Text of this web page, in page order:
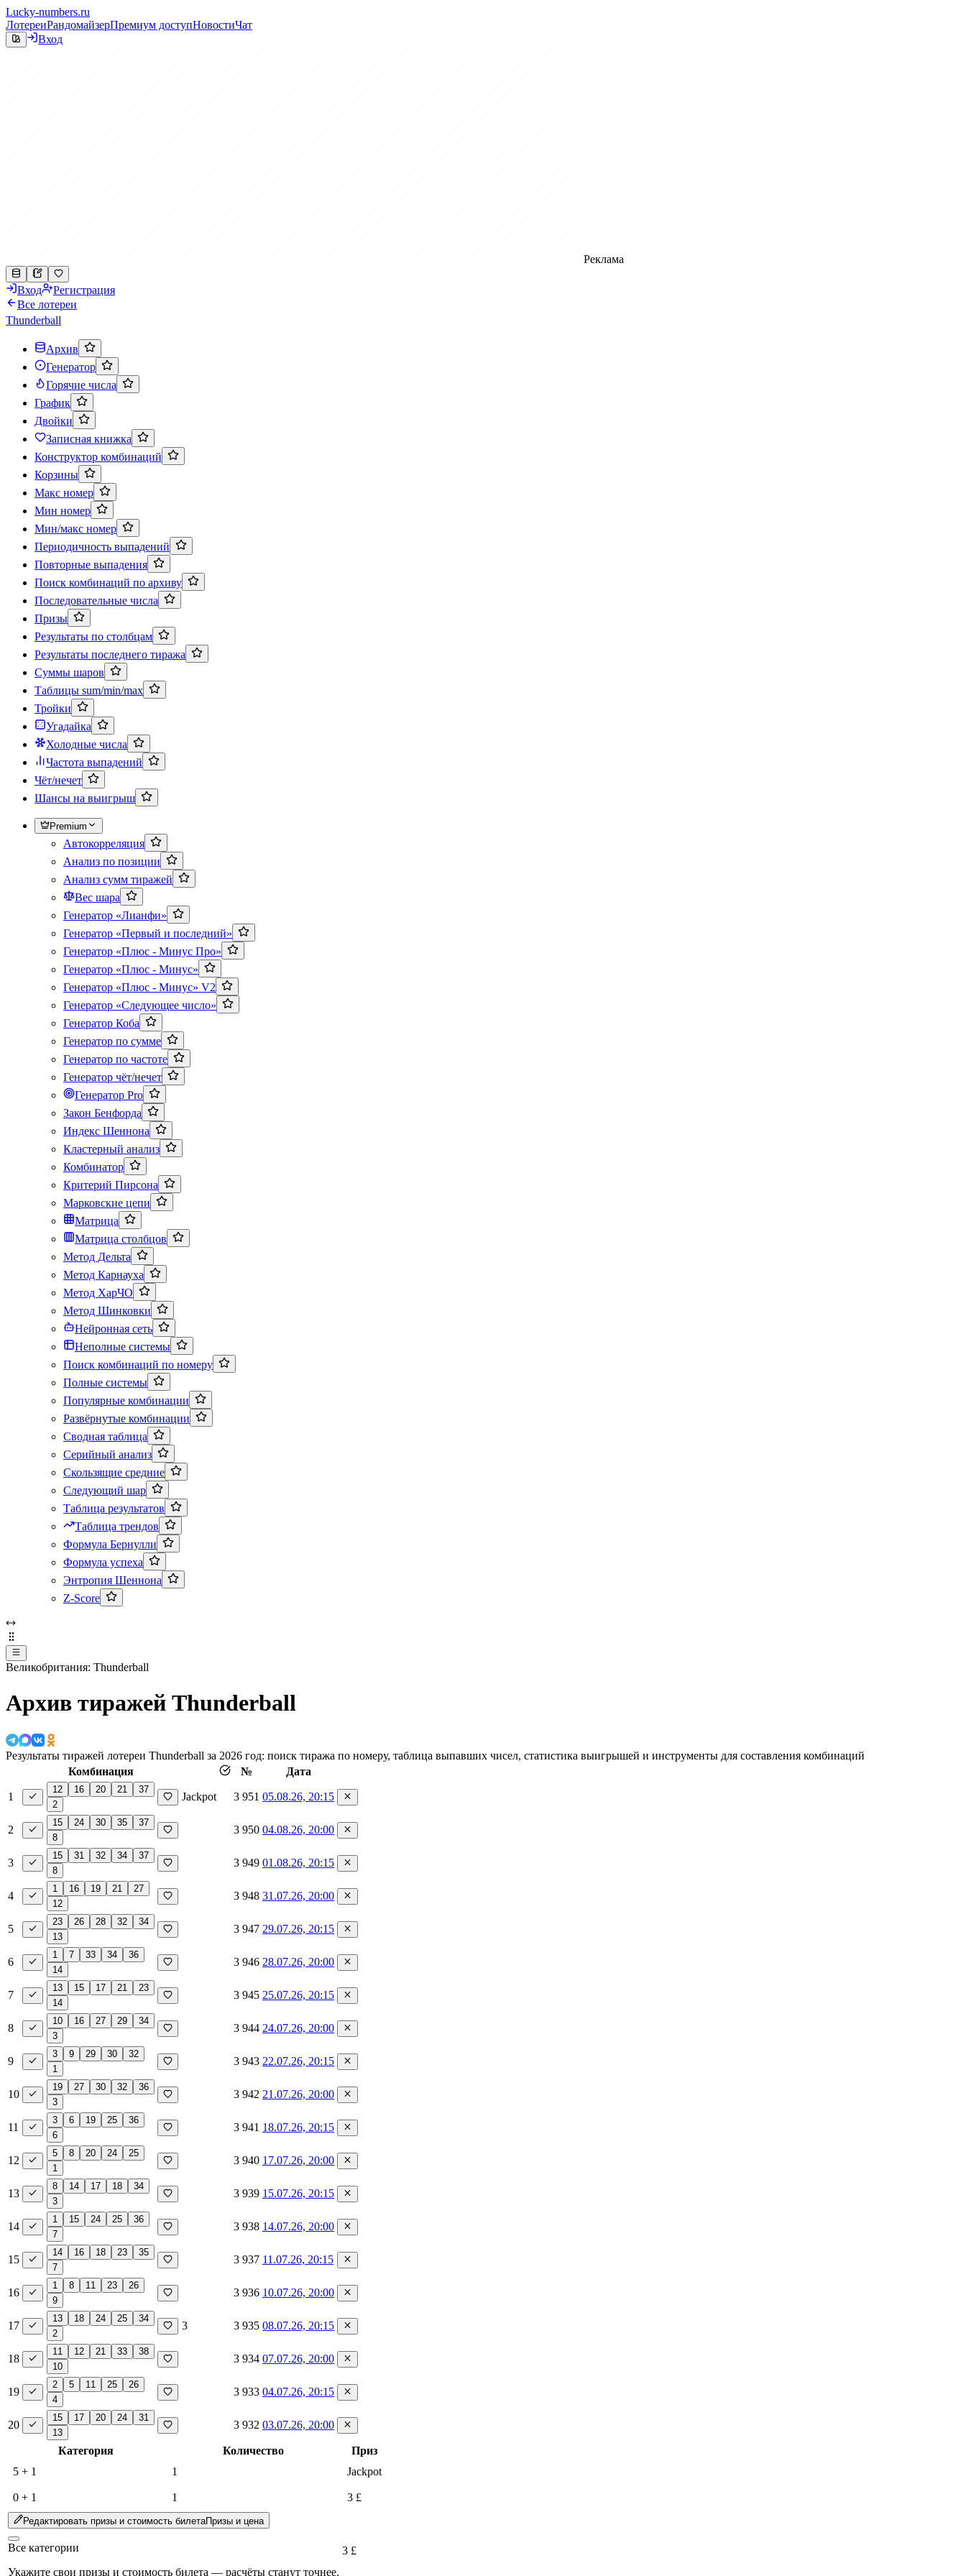
Lucky-numbers.ru
ЛотереиРандомайзерПремиум доступНовостиЧат
Вход
Реклама
Вход
Регистрация
Все лотереи
Thunderball
Архив
Генератор
Горячие числа
График
Двойки
Записная книжка
Конструктор комбинаций
Корзины
Макс номер
Мин номер
Мин/макс номер
Периодичность выпадений
Повторные выпадения
Поиск комбинаций по архиву
Последовательные числа
Призы
Результаты по столбцам
Результаты последнего тиража
Суммы шаров
Таблицы sum/min/max
Тройки
Угадайка
Холодные числа
Частота выпадений
Чёт/нечет
Шансы на выигрыш
Premium
Автокорреляция
Анализ по позиции
Анализ сумм тиражей
Вес шара
Генератор «Лианфи»
Генератор «Первый и последний»
Генератор «Плюс - Минус Про»
Генератор «Плюс - Минус»
Генератор «Плюс - Минус» V2
Генератор «Следующее число»
Генератор Коба
Генератор по сумме
Генератор по частоте
Генератор чёт/нечет
Генератор Pro
Закон Бенфорда
Индекс Шеннона
Кластерный анализ
Комбинатор
Критерий Пирсона
Марковские цепи
Матрица
Матрица столбцов
Метод Дельта
Метод Карнауха
Метод ХарЧО
Метод Шинковки
Нейронная сеть
Неполные системы
Поиск комбинаций по номеру
Полные системы
Популярные комбинации
Развёрнутые комбинации
Сводная таблица
Серийный анализ
Скользящие средние
Следующий шар
Таблица результатов
Таблица трендов
Формула Бернулли
Формула успеха
Энтропия Шеннона
Z-Score
Великобритания: Thunderball
Архив тиражей Thunderball
Результаты тиражей лотереи Thunderball за 2026 год: поиск тиража по номеру, таблица выпавших чисел, статистика выигрышей и инструменты для составления комбинаций
Комбинация
№ Дата
1
12 16 20 21
37
2
Jackpot 3 951 05.08.26, 20:15
2
15 24 30 35
37
8
3 950 04.08.26, 20:00
3
15 31 32 34
37
8
3 949 01.08.26, 20:15
4
1 16 19 21
27
12
3 948 31.07.26, 20:00
5
23 26 28 32
34
13
3 947 29.07.26, 20:15
6
1 7 33 34
36
14
3 946 28.07.26, 20:00
7
13 15 17 21
23
14
3 945 25.07.26, 20:15
8
10 16 27 29
34
3
3 944 24.07.26, 20:00
9
3 9 29 30
32
1
3 943 22.07.26, 20:15
10
19 27 30 32
36
3
3 942 21.07.26, 20:00
11
3 6 19 25
36
6
3 941 18.07.26, 20:15
12
5 8 20 24
25
1
3 940 17.07.26, 20:00
13
8 14 17 18
34
3
3 939 15.07.26, 20:15
14
1 15 24 25
36
7
3 938 14.07.26, 20:00
15
14 16 18 23
35
7
3 937 11.07.26, 20:15
16
1 8 11 23
26
9
3 936 10.07.26, 20:00
17
13 18 24 25
34
2
3 3 935 08.07.26, 20:15
18
11 12 21 33
38
10
3 934 07.07.26, 20:00
19
2 5 11 25
26
4
3 933 04.07.26, 20:15
20
15 17 20 24
31
13
3 932 03.07.26, 20:00
Категория Количество
Приз
5 + 1
1 Jackpot
0 + 1 1 3 £
Редактировать призы и стоимость билетаПризы и цена
Все категории
Укажите свои призы и стоимость билета — расчёты станут точнее.
3 £